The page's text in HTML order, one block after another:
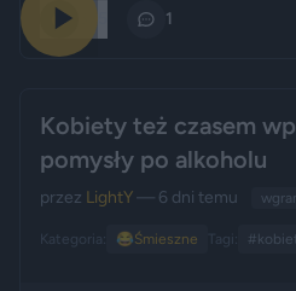
1
Kobiety też czasem
pomysły po alkoholu
przez LightY— 6 dni temu
Kategoria: 😂Śmieszne Tagi: